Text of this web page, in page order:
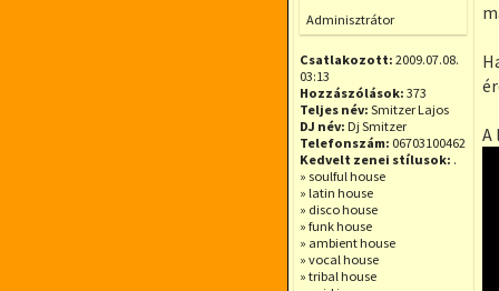
Adminisztrátor
Csatlakozott: 2009.07.08.
03:13
Hozzászólások: 373
Teljes név: Smitzer Lajos
DJ név: Dj Smitzer
Telefonszám: 06703100462
Kedvelt zenei stílusok: .
» soulful house
» latin house
» disco house
» funk house
» ambient house
» vocal house
» tribal house
A